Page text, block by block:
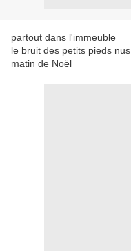
partout dans l'immeuble
le bruit des petits pieds nus
matin de Noël